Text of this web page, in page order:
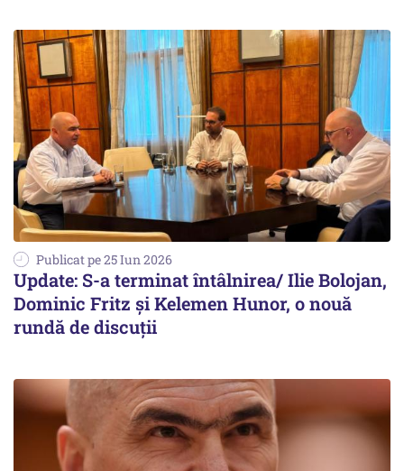
Publicat pe 25 Iun 2026
Update: S-a terminat întâlnirea/ Ilie Bolojan,
Dominic Fritz şi Kelemen Hunor, o nouă
rundă de discuţii